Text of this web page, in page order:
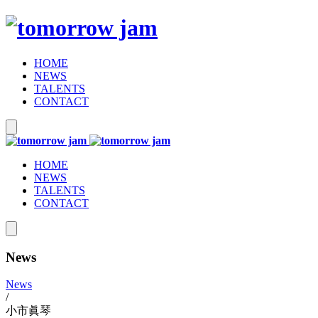
HOME
NEWS
TALENTS
CONTACT
HOME
NEWS
TALENTS
CONTACT
News
News
/
小市眞琴